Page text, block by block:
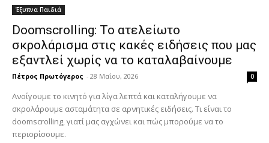
Έξυπνα Παιδιά
Doomscrolling: Το ατελείωτο
σκρολάρισμα στις κακές ειδήσεις που μας
εξαντλεί χωρίς να το καταλαβαίνουμε
Πέτρος Πρωτόγερος - 28 Μαΐου, 2026 0
Ανοίγουμε το κινητό για λίγα λεπτά και καταλήγουμε να
σκρολάρουμε ασταμάτητα σε αρνητικές ειδήσεις. Τι είναι το
doomscrolling, γιατί μας αγχώνει και πώς μπορούμε να το
περιορίσουμε.